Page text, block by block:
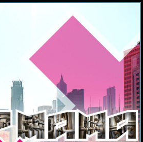
MAMA